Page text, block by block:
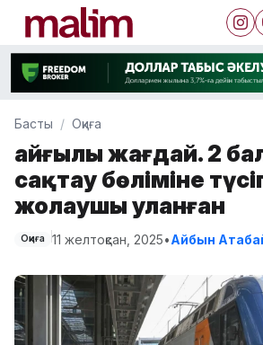
Басты Оқиға
Қайғылы жағдай. 2
сақтау бөліміне
жолаушы уланған
Оқиға 11 желтоқсан, 2025•Айбын